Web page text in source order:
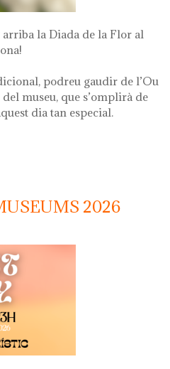
la Diada de la Flor al
podreu gaudir de l’Ou
museu, que s’omplirà de
dia tan especial.
de la flor
2026